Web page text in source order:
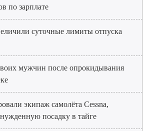
по зарплате
суточные лимиты отпуска
мужчин после опрокидывания
экипаж самолёта Cessna,
посадку в тайге